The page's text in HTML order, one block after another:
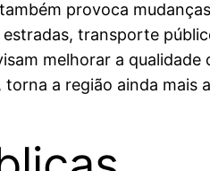
provoca
transporte
melhorar a
a região ainda mais